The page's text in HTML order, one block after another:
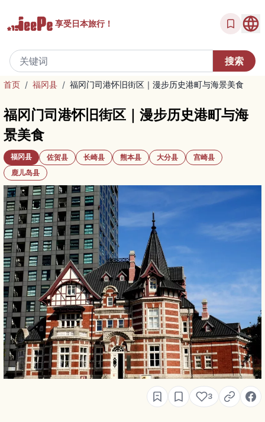
享受日本旅行！
首页 / 福冈县 / 福冈门司港怀旧街区｜漫步历史港町与海景美食
福冈门司港怀旧街区｜漫步历史港町与海
景美食
福冈县 佐贺县 长崎县 熊本县 大分县
宫崎县
鹿儿岛县
3